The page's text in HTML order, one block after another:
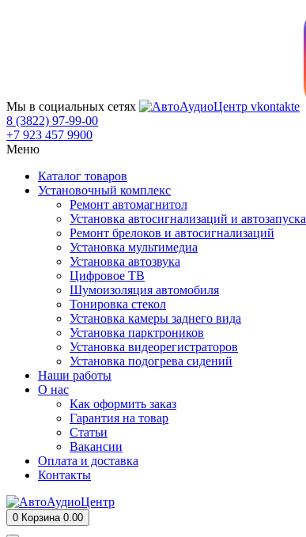
Мы в социальных сетях
8 (3822) 97-99-00
+7 923 457 9900
Меню
Каталог товаров
Установочный комплекс
Ремонт автомагнитол
Установка автосигнализаций и автозапуска
Ремонт брелоков и автосигнализаций
Установка мультимедиа
Установка автозвука
Цифровое ТВ
Шумоизоляция автомобиля
Тонировка стекол
Установка камеры заднего вида
Установка парктроников
Установка видеорегистраторов
Установка подогрева сидений
Наши работы
О нас
Как оформить заказ
Гарантия на товар
Статьи
Вакансии
Оплата и доставка
Контакты
0 Корзина 0.00